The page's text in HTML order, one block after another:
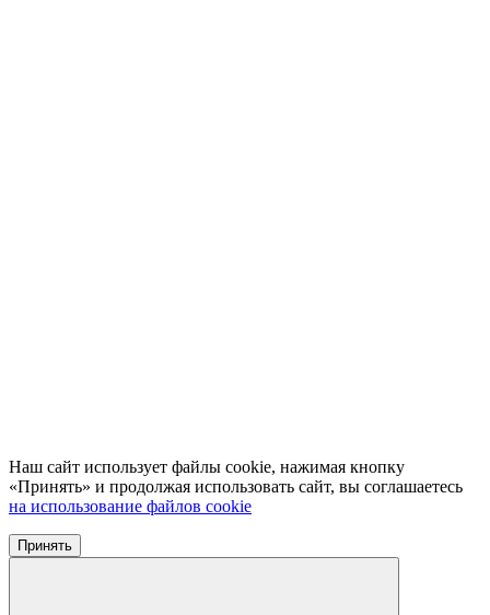
Наш сайт использует файлы cookie, нажимая кнопку
«Принять» и продолжая использовать сайт, вы соглашаетесь
на использование файлов cookie
Принять